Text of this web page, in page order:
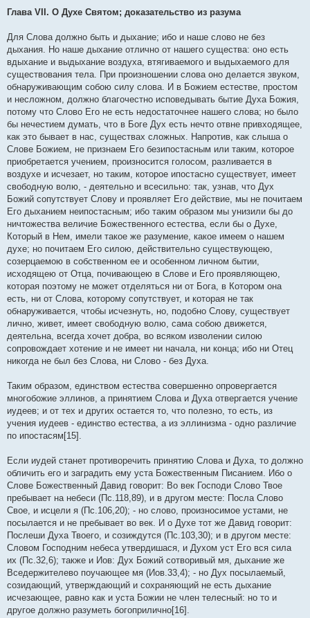
Глава VII. О Духе Святом; доказательство из разума
Для Слова должно быть и дыхание; ибо и наше слово не без
дыхания. Но наше дыхание отлично от нашего существа: оно есть
вдыхание и выдыхание воздуха, втягиваемого и выдыхаемого для
существования тела. При произношении слова оно делается звуком,
обнаруживающим собою силу слова. И в Божием естестве, простом
и несложном, должно благочестно исповедывать бытие Духа Божия,
потому что Слово Его не есть недостаточнее нашего слова; но было
бы нечестием думать, что в Боге Дух есть нечто отвне привходящее,
как это бывает в нас, существах сложных. Напротив, как слыша о
Слове Божием, не признаем Его безипостасным или таким, которое
приобретается учением, произносится голосом, разливается в
воздухе и исчезает, но таким, которое ипостасно существует, имеет
свободную волю, - деятельно и всесильно: так, узнав, что Дух
Божий сопутствует Слову и проявляет Его действие, мы не почитаем
Его дыханием неипостасным; ибо таким образом мы унизили бы до
ничтожества величие Божественного естества, если бы о Духе,
Который в Нем, имели такое же разумение, какое имеем о нашем
духе; но почитаем Его силою, действительно существующею,
созерцаемою в собственном ее и особенном личном бытии,
исходящею от Отца, почивающею в Слове и Его проявляющею,
которая поэтому не может отделяться ни от Бога, в Котором она
есть, ни от Слова, которому сопутствует, и которая не так
обнаруживается, чтобы исчезнуть, но, подобно Слову, существует
лично, живет, имеет свободную волю, сама собою движется,
деятельна, всегда хочет добра, во всяком изволении силою
сопровождает хотение и не имеет ни начала, ни конца; ибо ни Отец
никогда не был без Слова, ни Слово - без Духа.
Таким образом, единством естества совершенно опровергается
многобожие эллинов, а принятием Слова и Духа отвергается учение
иудеев; и от тех и других остается то, что полезно, то есть, из
учения иудеев - единство естества, а из эллинизма - одно различие
по ипостасям[15].
Если иудей станет противоречить принятию Слова и Духа, то должно
обличить его и заградить ему уста Божественным Писанием. Ибо о
Слове Божественный Давид говорит: Во век Господи Слово Твое
пребывает на небеси (Пс.118,89), и в другом месте: Посла Слово
Свое, и исцели я (Пс.106,20); - но слово, произносимое устами, не
посылается и не пребывает во век. И о Духе тот же Давид говорит:
Послеши Духа Твоего, и созиждутся (Пс.103,30); и в другом месте:
Словом Господним небеса утвердишася, и Духом уст Его вся сила
их (Пс.32,6); также и Иов: Дух Божий сотворивый мя, дыхание же
Вседержителево поучающее мя (Иов.33,4); - но Дух посылаемый,
созидающий, утверждающий и сохраняющий не есть дыхание
исчезающее, равно как и уста Божии не член телесный: но то и
другое должно разуметь богоприлично[16].